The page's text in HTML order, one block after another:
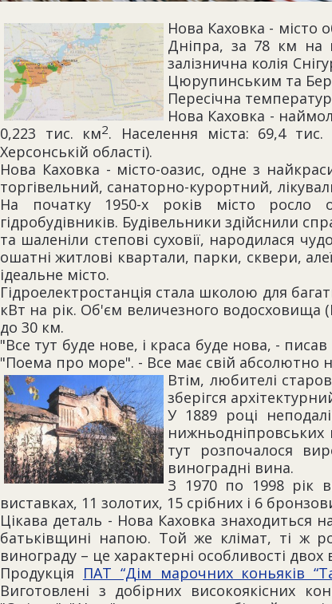
Нова Каховка - місто
Дніпра, за 78 км на
залізнична колія
Цюрупинським та
Пересічна
Нова Каховка -
0,223 тис. км2. Населення міста: 69,4
Херсонській області).
Нова Каховка - місто-оазис, одне з
торгівельний, санаторно-курортний,
На початку 1950-х років місто росло
гідробудівників. Будівельники здійснили
та шаленіли степові суховії, народилася
ошатні житлові квартали, парки, сквери,
ідеальне місто.
Гідроелектростанція стала школою для
кВт на рік. Об'єм величезного водосховища
до 30 км.
"Все тут буде нове, і краса буде нова, -
"Поема про море". - Все має свій абсолютно
Втім, любителі
зберігся
У 1889 році
нижньодніпровських
тут розпочалося
виноградні вина.
З 1970 по 1998 рік
виставках, 11 золотих, 15 срібних і 6
Цікава деталь - Нова Каховка знаходиться
батьківщині напою. Той же клімат, ті ж
винограду – це характерні особливості
Продукція ПАТ “Дім марочних коньяків
Виготовлені з добірних високоякісних